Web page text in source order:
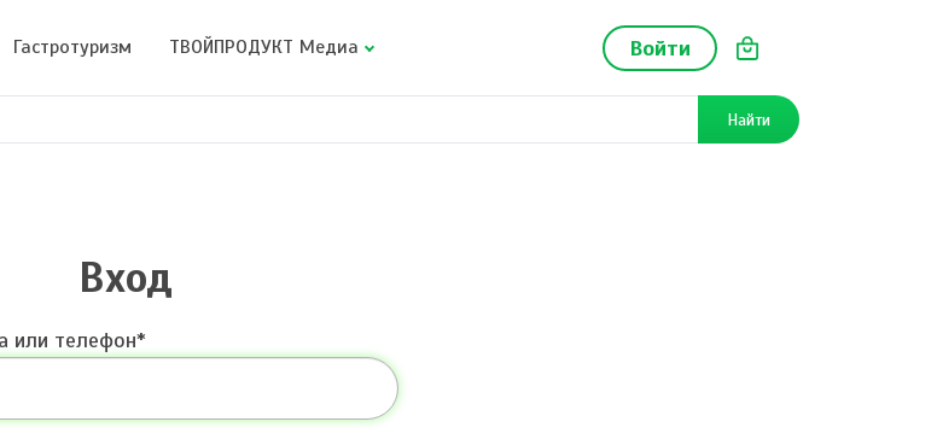
Войти
Гастротуризм ТВОЙПРОДУКТ Медиа
Найти
Вход
или телефон